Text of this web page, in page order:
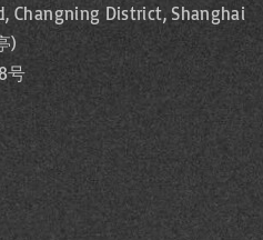
Changning District, Shanghai
)
号